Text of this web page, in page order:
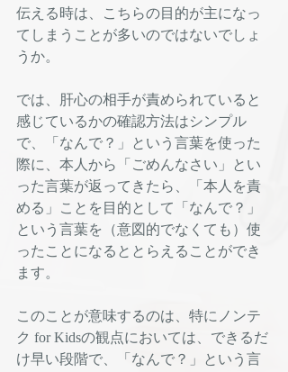
伝える時は、こちらの目的が主になっ
てしまうことが多いのではないでしょ
うか。
では、肝心の相手が責められていると
感じているかの確認方法はシンプル
で、「なんで？」という言葉を使った
際に、本人から「ごめんなさい」とい
った言葉が返ってきたら、「本人を責
める」ことを目的として「なんで？」
という言葉を（意図的でなくても）使
ったことになるととらえることができ
ます。
このことが意味するのは、特にノンテ
ク for Kidsの観点においては、できるだ
け早い段階で、「なんで？」という言